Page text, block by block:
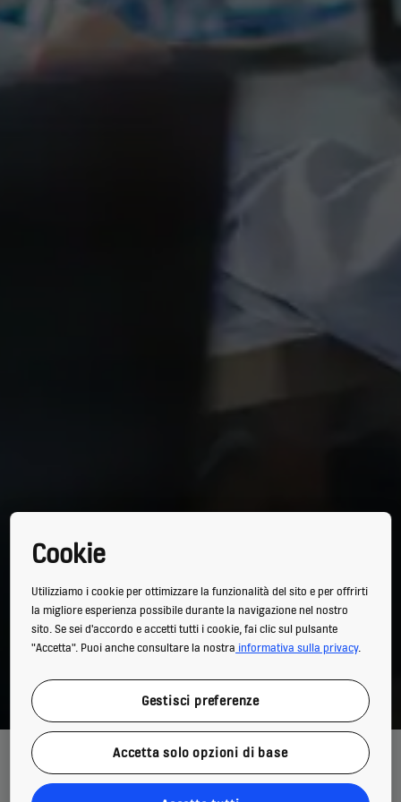
Il contratto di manutenzione degli ascensori e delle scale mobili
formalizza l’accordo tra proprietario dell’impianto e azienda di
manutenzione. La norma UNI 10146 indica alcuni requisiti fondamentali
Cookie
Utilizziamo i cookie per ottimizzare la funzionalità del sito e per offrirti
la migliore esperienza possibile durante la navigazione nel nostro
sito. Se sei d'accordo e accetti tutti i cookie, fai clic sul pulsante
"Accetta". Puoi anche consultare la nostra informativa sulla privacy.
Gestisci preferenze
Accetta solo opzioni di base